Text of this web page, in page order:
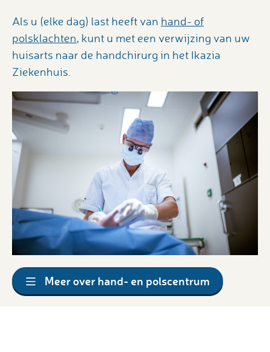
Als u (elke dag) last heeft van hand- of
polsklachten, kunt u met een verwijzing van uw
huisarts naar de handchirurg in het Ikazia
Ziekenhuis.
Meer over hand- en polscentrum